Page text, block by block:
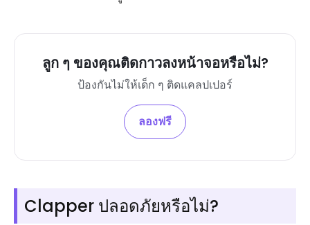
ลูก ๆ ของคุณติดกาวลงหน้าจอหรือไม่?
ป้องกันไม่ให้เด็ก ๆ ติดแคลปเปอร์
ลองฟรี
Clapper ปลอดภัยหรือไม่?